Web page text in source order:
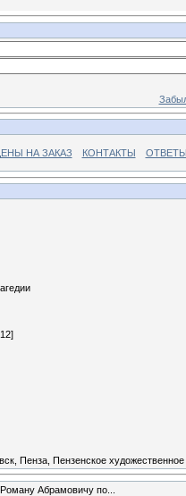
НА ЗАКАЗ КОНТАКТЫ
Пенза, Пензенское
Абрамовичу по...